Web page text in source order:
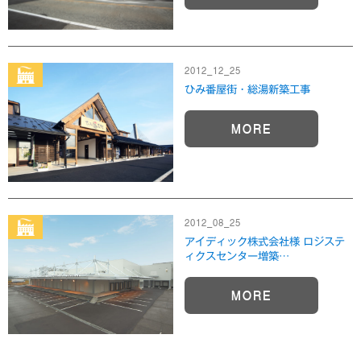
2012_12_25
ひみ番屋街・総湯新築工事
MORE
2012_08_25
アイディック株式会社様 ロジステ
ィクスセンター増築…
MORE